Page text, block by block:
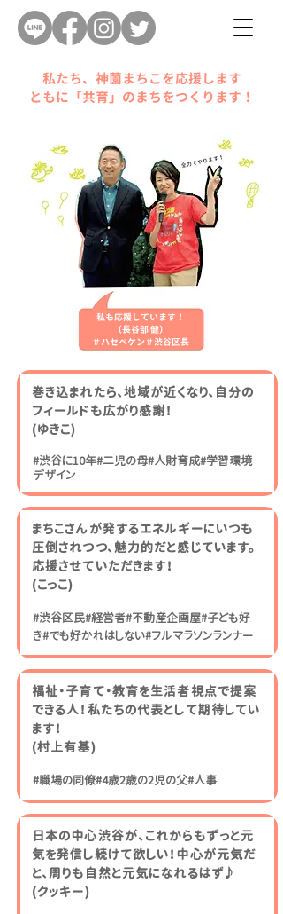
​私たち、神薗まちこを応援します
​ともに「共育」のまちをつくります！
私も応援しています！
（長谷部 健）
​＃ハセベケン＃渋谷区長
巻き込まれたら、地域が近くなり、自分の
フィールドも広がり感謝！
​(ゆきこ)
#渋谷に10年#二児の母#人財育成#学習環境
デザイン
まちこさんが発するエネルギーにいつも
圧倒されつつ、魅力的だと感じています。
応援させていただきます！
​(こっこ)
#渋谷区民#経営者#不動産企画屋#子ども好
き#でも好かれはしない#フルマラソンランナー
福祉・子育て・教育を生活者視点で提案
できる人！私たちの代表として期待してい
ます！
​(村上有基)
#職場の同僚#4歳2歳の2児の父#人事
日本の中心渋谷が、これからもずっと元
気を発信し続けて欲しい！中心が元気だ
と、周りも自然と元気になれるはず♪
​(クッキー)